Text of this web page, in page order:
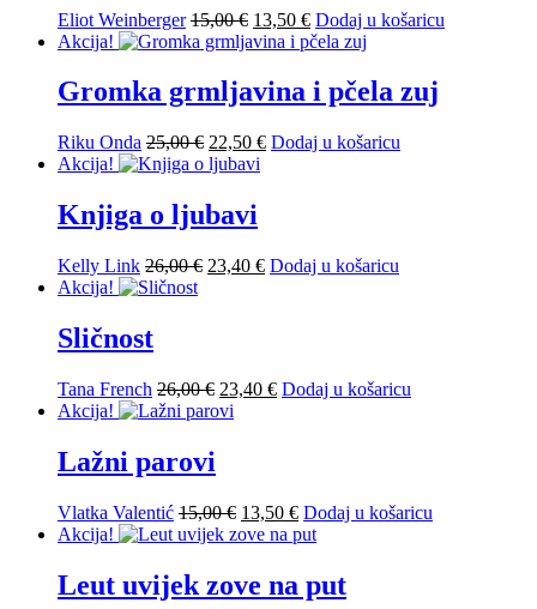
Eliot Weinberger 15,00€ Izvorna
cijena
je:
15,00 €.
13,50 €Trenutna
cijena
13,50 €.
Dodaj u košaricu
Akcija!
Gromka grmljavina i pčela zuj
Riku Onda 25,00€ Izvorna
cijena
je:
25,00 €.
22,50 €Trenutna
Dodaj u košaricu
Akcija!
Knjiga o ljubavi
Kelly Link 26,00€ Izvorna
23,40 €Trenutna
Dodaj u košaricu
Akcija!
Sličnost
Tana French 26,00€ Izvorna
cijena
23,40 €Trenutna
Dodaj u košaricu
Akcija!
Lažni parovi
Vlatka Valentić 15,00€ Izvorna
cijena
15,00 €.
13,50 €Trenutna
cijena
13,50 €.
Dodaj u košaricu
Akcija!
Leut uvijek zove na put